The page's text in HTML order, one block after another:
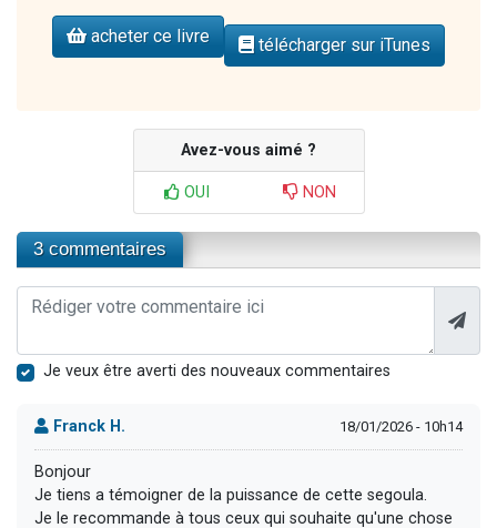
acheter ce livre télécharger sur iTunes
Avez-vous aimé ?
OUI NON
3 commentaires
Je veux être averti des nouveaux commentaires
Franck H. 18/01/2026 - 10h14
Bonjour
Je tiens a témoigner de la puissance de cette segoula.
Je le recommande à tous ceux qui souhaite qu'une chose